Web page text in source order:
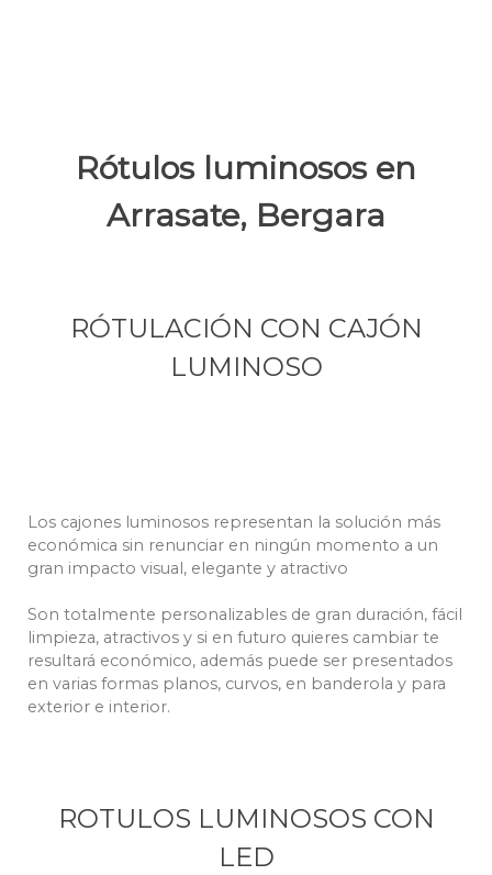
Rótulos luminosos en
Arrasate, Bergara
RÓTULACIÓN CON CAJÓN
LUMINOSO
Los cajones luminosos representan la solución más
económica sin renunciar en ningún momento a un
gran impacto visual, elegante y atractivo
Son totalmente personalizables de gran duración, fácil
limpieza, atractivos y si en futuro quieres cambiar te
resultará económico, además puede ser presentados
en varias formas planos, curvos, en banderola y para
exterior e interior.
ROTULOS LUMINOSOS CON
LED